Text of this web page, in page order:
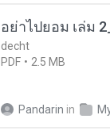
อย่าไปยอม เล่ม
decht
PDF
2.5 MB
Pandarin in